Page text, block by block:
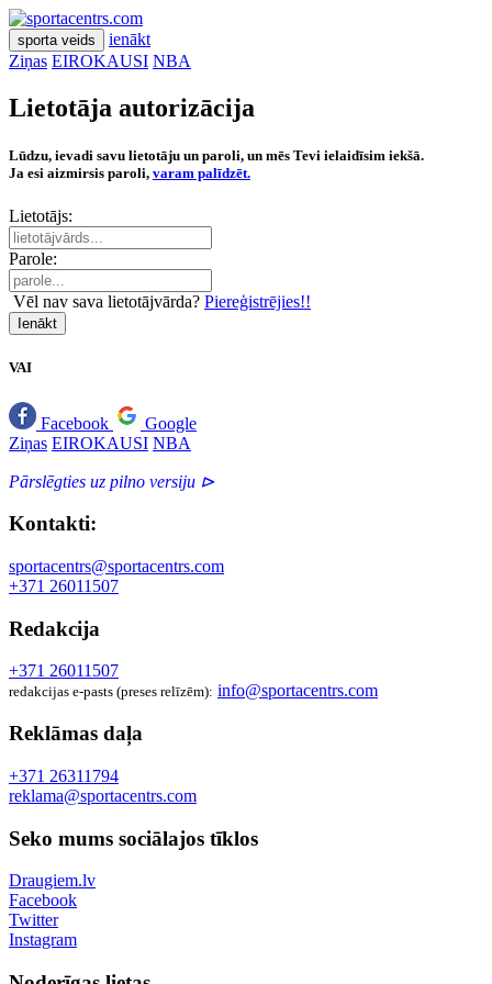
sporta veids
ienākt
Ziņas EIROKAUSI NBA
Lietotāja autorizācija
Lūdzu, ievadi savu lietotāju un paroli, un mēs Tevi ielaidīsim iekšā.
Ja esi aizmirsis paroli, varam palīdzēt.
Lietotājs:
Parole:
Vēl nav sava lietotājvārda? Piereģistrējies!!
Ienākt
VAI
Facebook
Google
Ziņas EIROKAUSI NBA
Pārslēgties uz pilno versiju ⊳
Kontakti:
sportacentrs@sportacentrs.com
+371 26011507
Redakcija
+371 26011507
redakcijas e-pasts (preses relīzēm): info@sportacentrs.com
Reklāmas daļa
+371 26311794
reklama@sportacentrs.com
Seko mums sociālajos tīklos
Draugiem.lv
Facebook
Twitter
Instagram